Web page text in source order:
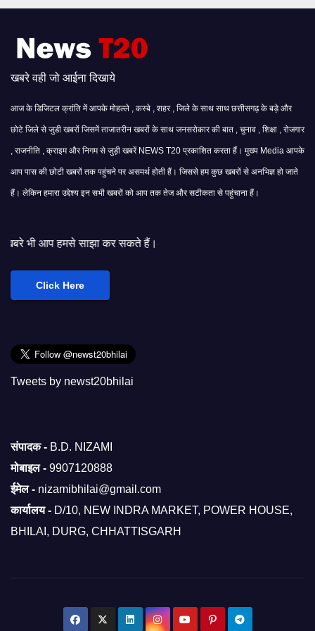
खबरे वही जो आईना दिखाये
आज के डिजिटल क्रांति में आपके मोहल्ले , कस्बे , शहर , जिले के साथ साथ छत्तीसगढ़ के बड़े और
छोटे जिले से जुडी खबरों जिसमें ताजातरीन खबरों के साथ जनसरोकार की बात , चुनाव , शिक्षा , रोजगार
, राजनीति , क्राइम और निगम से जुड़ी खबरें NEWS T20 प्रकाशित करता हैं। मुख्य Media आपके
आप पास की छोटी खबरों तक पहुंचने पर असमर्थ होती हैं। जिससे हम कुछ खबरों से अनभिज्ञ हो जाते
हैं। लेकिन हमारा उद्देश्य इन सभी खबरों को आप तक तेज और सटीकता से पहुंचाना हैं।
कर सकते हैं।
Click Here
Tweets by newst20bhilai
संपादक - B.D. NIZAMI
मोबाइल - 9907120888
ईमेल - nizamibhilai@gmail.com
कार्यालय - D/10, NEW INDRA MARKET, POWER HOUSE,
BHILAI, DURG, CHHATTISGARH